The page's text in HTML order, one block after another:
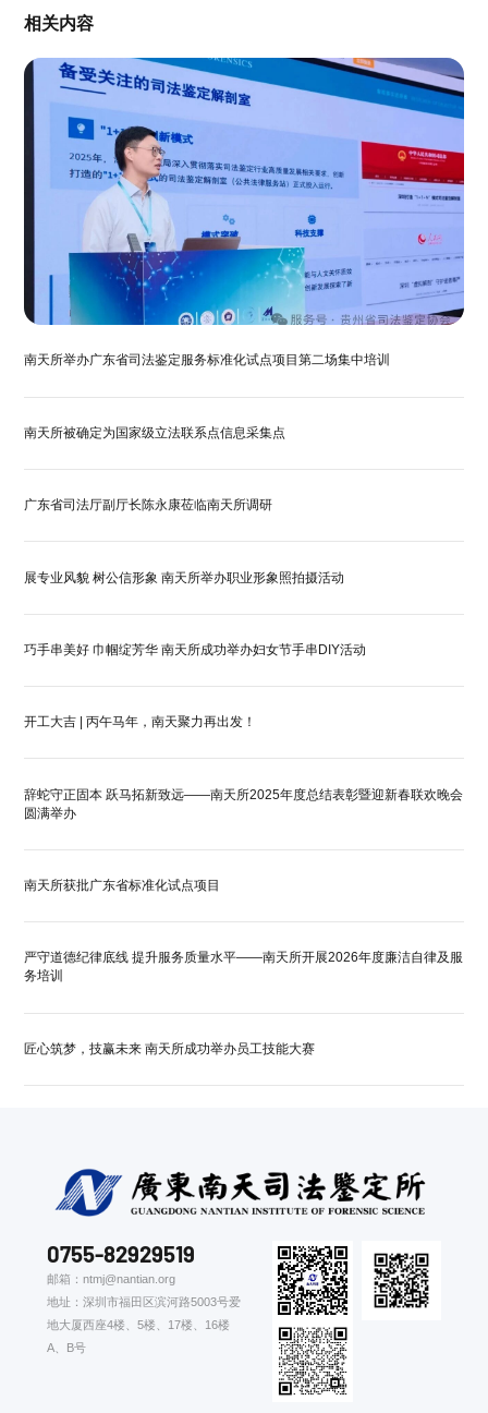
相关内容
南天所举办广东省司法鉴定服务标准化试点项目第二场集中培训
南天所被确定为国家级立法联系点信息采集点
广东省司法厅副厅长陈永康莅临南天所调研
展专业风貌 树公信形象 南天所举办职业形象照拍摄活动
巧手串美好 巾帼绽芳华 南天所成功举办妇女节手串DIY活动
开工大吉 | 丙午马年，南天聚力再出发！
辞蛇守正固本 跃马拓新致远——南天所2025年度总结表彰暨迎新春联欢晚会
圆满举办
南天所获批广东省标准化试点项目
严守道德纪律底线 提升服务质量水平——南天所开展2026年度廉洁自律及服
务培训
匠心筑梦，技赢未来 南天所成功举办员工技能大赛
0755-82929519
邮箱：ntmj@nantian.org
地址：深圳市福田区滨河路5003号爱
地大厦西座4楼、5楼、17楼、16楼
A、B号